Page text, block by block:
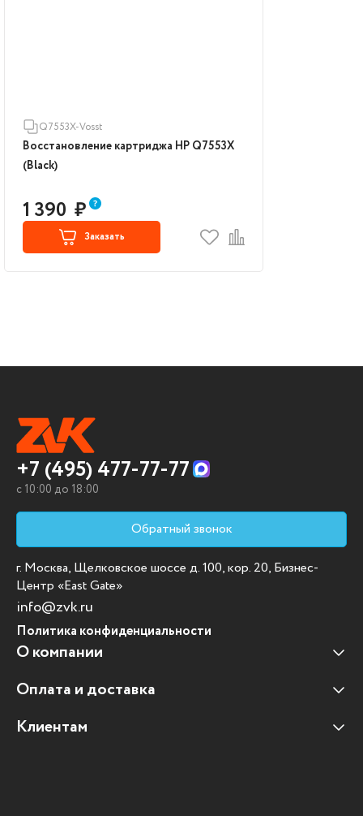
Q7553X-Vosst
Восстановление картриджа HP Q7553X
(Black)
1 390 ₽
Заказать
+7 (495) 477-77-77
c 10:00 до 18:00
Обратный звонок
г. Москва, Щелковское шоссе д. 100, кор. 20, Бизнес-
Центр «East Gate»
info@zvk.ru
Политика конфиденциальности
О компании
Наши клиенты
Отзывы клиентов
Оплата и доставка
Оплата и доставка
Клиентам